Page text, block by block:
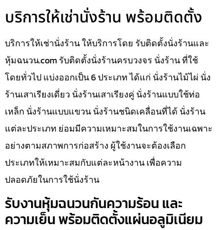
บริการให้เช่านั่งร้าน พร้อมติดตั้ง
บริการให้เช่านั่งร้าน ให้บริการโดย รับติดตั้งนั่งร้านและ
หุ้มฉนวน.com รับติดตั้งนั่งร้านครบวงจร นั่งร้าน ที่ใช้
โดยทั่วไป แบ่งออกเป็น 6 ประเภท ได้แก่ นั่งร้านไม้ไผ่ นั่ง
ร้านเสาเรียงเดี่ยว นั่งร้านเสาเรียงคู่ นั่งร้านแบบใช้ท่อ
เหล็ก นั่งร้านแบบแขวน นั่งร้านชนิดเคลื่อนที่ได้ นั่งร้าน
แต่ละประเภท ย่อมมีความเหมาะสมในการใช้งานเฉพาะ
อย่างตามสภาพการก่อสร้าง ผู้ใช้งานจะต้องเลือก
ประเภทให้เหมาะสมกับแต่ละหน้างาน เพื่อความ
ปลอดภัยในการใช้นั่งร้าน
รับงานหุ้มฉนวนกันความร้อน และ
ความเย็น พร้อมติดตั้งแผ่นอลูมิเนียม